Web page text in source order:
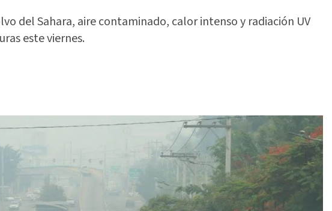
del Sahara, aire contaminado, calor intenso y radiación UV
este viernes.